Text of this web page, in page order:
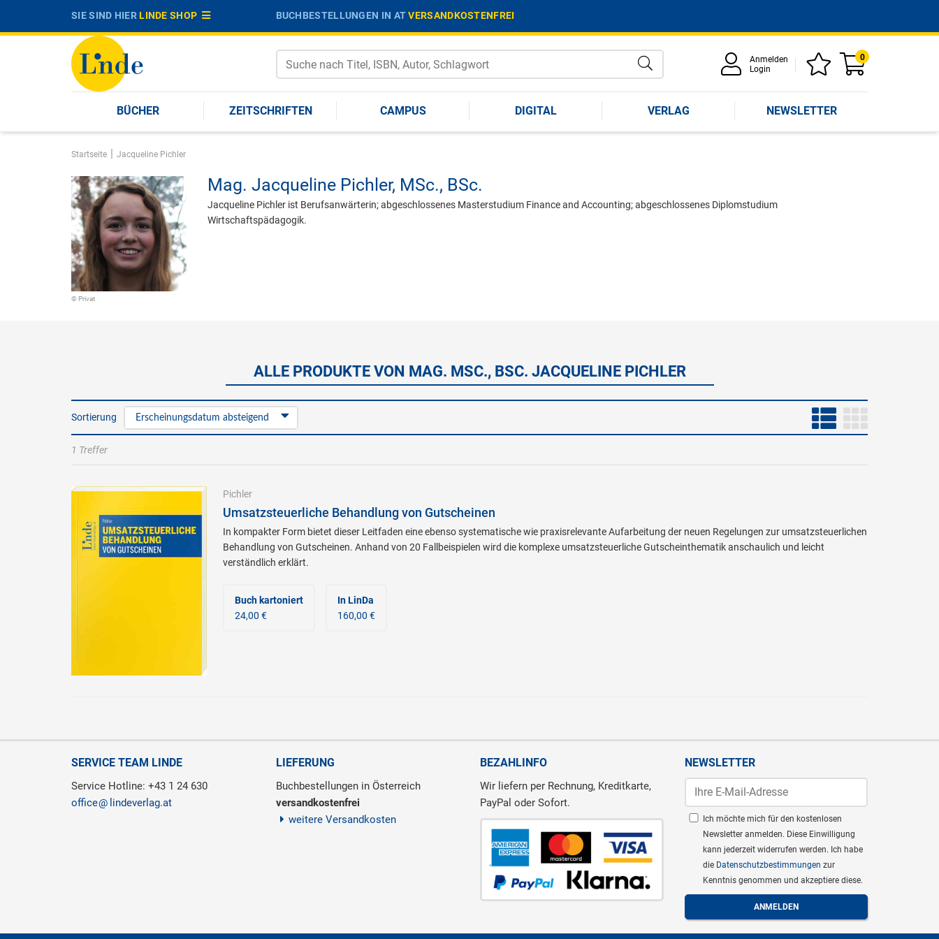
SIE SIND HIERLINDE SHOP BUCHBESTELLUNGEN IN ATVERSANDKOSTENFREI
Anmelden
Login
0
BÜCHER ZEITSCHRIFTEN CAMPUS DIGITAL VERLAG NEWSLETTER
Startseite | Jacqueline Pichler
© Privat
Mag. Jacqueline Pichler, MSc., BSc.
Jacqueline Pichler ist Berufsanwärterin; abgeschlossenes Masterstudium Finance and Accounting; abgeschlossenes Diplomstudium
Wirtschaftspädagogik.
ALLE PRODUKTE VON MAG. MSC., BSC. JACQUELINE PICHLER
Sortierung Erscheinungsdatum absteigend
1 Treffer
Pichler
Umsatzsteuerliche Behandlung von Gutscheinen
In kompakter Form bietet dieser Leitfaden eine ebenso systematische wie praxisrelevante Aufarbeitung der neuen Regelungen zur umsatzsteuerlichen
Behandlung von Gutscheinen. Anhand von 20 Fallbeispielen wird die komplexe umsatzsteuerliche Gutscheinthematik anschaulich und leicht
verständlich erklärt.
Buch kartoniert
24,00 €
In LinDa
160,00 €
SERVICE TEAM LINDE
Service Hotline: +43 1 24 630
office
lindeverlag.at
LIEFERUNG
Buchbestellungen in Österreich
versandkostenfrei
weitere Versandkosten
BEZAHLINFO
Wir liefern per Rechnung, Kreditkarte,
PayPal oder Sofort.
NEWSLETTER
Ich möchte mich für den kostenlosen
Newsletter anmelden. Diese Einwilligung
kann jederzeit widerrufen werden. Ich habe
die Datenschutzbestimmungen zur
Kenntnis genommen und akzeptiere diese.